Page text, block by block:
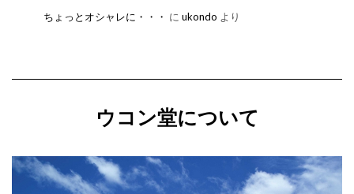
ちょっとオシャレに・・・ に ukondo より
ウコン堂について